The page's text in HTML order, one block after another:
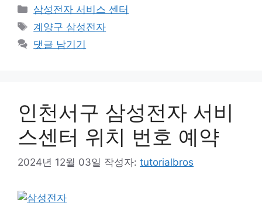
카
테
고
리
삼성전자 서비스 센터
태
그
계양구 삼성전자
댓글 남기기
인천서구 삼성전자 서비
스센터 위치 번호 예약
2024년 12월 03일 작성자: tutorialbros